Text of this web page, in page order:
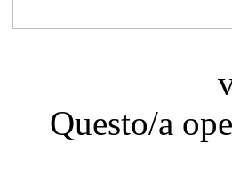
Questo/a